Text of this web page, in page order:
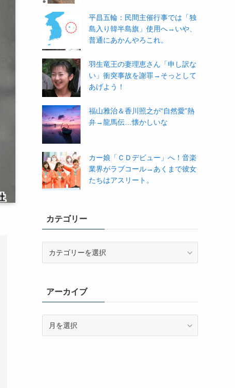
平昌五輪：民間主催行事では「独
島入り韓半島旗」使用へ→いや、
普通にあかんやろこれ。
羽生竜王の妻理恵さん「申し訳な
い」衝突事故を謝罪→そっとして
あげよう！
福山雅治＆香川照之が“自然愛”熱
弁→龍馬伝…懐かしいな
カー娘「ＣＤデビュー」へ！音楽
業界がラブコール→あくまで彼女
たちはアスリート。
カテゴリー
ーアーカイブ